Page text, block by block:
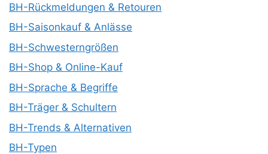
BH-Rückmeldungen & Retouren
BH-Saisonkauf & Anlässe
BH-Schwesterngrößen
BH-Shop & Online-Kauf
BH-Sprache & Begriffe
BH-Träger & Schultern
BH-Trends & Alternativen
BH-Typen